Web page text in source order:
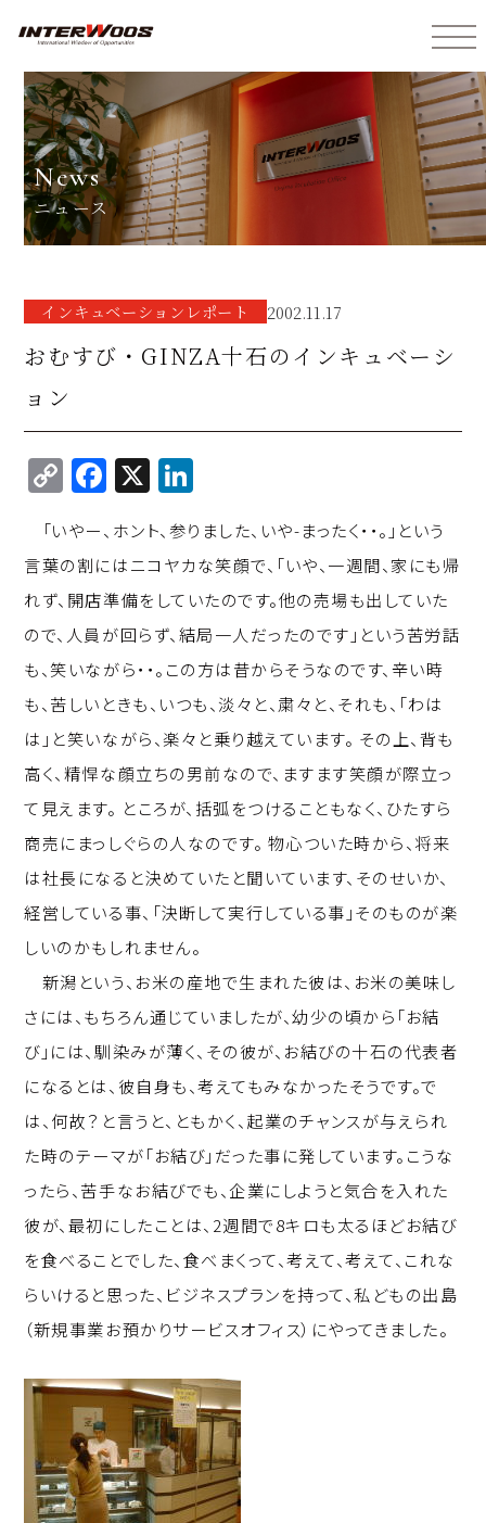
news
ニュース
インキュベーションレポート 2002.11.17
おむすび・GINZA十石のインキュベーシ
ョン
C
o
p
y
Li
n
k
F
a
c
e
b
o
o
k
X
k
e
d
I
n
「いやー、ホント、参りました、いや-まったく・・。」という
言葉の割にはニコヤカな笑顔で、「いや、一週間、家にも帰
れず、開店準備をしていたのです。他の売場も出していた
ので、人員が回らず、結局一人だったのです」という苦労話
も、笑いながら・・。この方は昔からそうなのです、辛い時
も、苦しいときも、いつも、淡々と、粛々と、それも、「わは
は」と笑いながら、楽々と乗り越えています。 その上、背も
高く、精悍な顔立ちの男前なので、ますます笑顔が際立っ
て見えます。 ところが、括弧をつけることもなく、ひたすら
商売にまっしぐらの人なのです。 物心ついた時から、将来
は社長になると決めていたと聞いています、そのせいか、
経営している事、「決断して実行している事」そのものが楽
しいのかもしれません。
新潟という、お米の産地で生まれた彼は、お米の美味し
さには、もちろん通じていましたが、幼少の頃から「お結
び」には、馴染みが薄く、その彼が、お結びの十石の代表者
になるとは、彼自身も、考えてもみなかったそうです。で
は、何故？と言うと、ともかく、起業のチャンスが与えられ
た時のテーマが「お結び」だった事に発しています。こうな
ったら、苦手なお結びでも、企業にしようと気合を入れた
彼が、最初にしたことは、2週間で8キロも太るほどお結び
を食べることでした、食べまくって、考えて、考えて、これな
らいけると思った、ビジネスプランを持って、私どもの出島
（新規事業お預かりサービスオフィス）にやってきました。